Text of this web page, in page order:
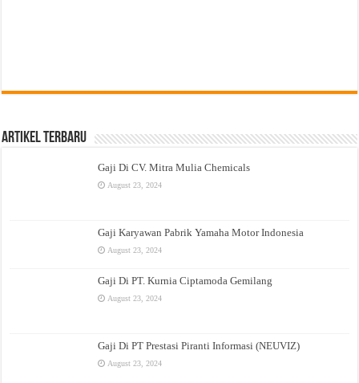
Artikel Terbaru
Gaji Di CV. Mitra Mulia Chemicals
August 23, 2024
Gaji Karyawan Pabrik Yamaha Motor Indonesia
August 23, 2024
Gaji Di PT. Kurnia Ciptamoda Gemilang
August 23, 2024
Gaji Di PT Prestasi Piranti Informasi (NEUVIZ)
August 23, 2024